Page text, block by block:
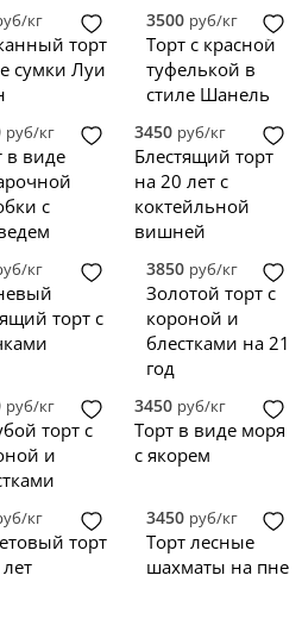
0
0
0
0
0
0
0
0
0
0
0
0
0
0
0
0
0
4
0
фигурки
фотопечать
надпись
топпер
голый торт
21
велюр
без мастики
зеркальная глазурь
3D
прямоугольник
сердце
кг
торт
сумки Луи
3500 руб/кг
Торт с красной
туфелькой в
стиле Шанель
руб/кг
в виде
с
3450 руб/кг
Блестящий торт
на 20 лет с
коктейльной
вишней
кг
торт с
3850 руб/кг
Золотой торт с
короной и
блестками на 21
год
руб/кг
торт с
и
3450 руб/кг
Торт в виде моря
с якорем
кг
торт
3450 руб/кг
Торт лесные
шахматы на пне